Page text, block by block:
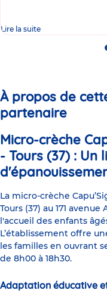
Lire la suite
À propos de
partenaire
Micro-crèche
- Tours (37) :
La micro-crèche
Tours (37) au 171
l'accueil des enfants
L’établissement offre
les familles en ouvrant
de 8h00 à 18h30.
Adaptation éducative